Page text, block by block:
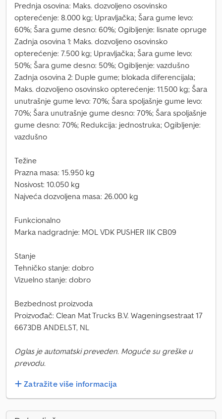
Prednja osovina: Maks. dozvoljeno osovinsko
opterećenje: 8.000 kg; Upravljačka; Šara gume levo:
60%; Šara gume desno: 60%; Ogibljenje: lisnate opruge
Zadnja osovina 1: Maks. dozvoljeno osovinsko
opterećenje: 7.500 kg; Upravljačka; Šara gume levo:
50%; Šara gume desno: 50%; Ogibljenje: vazdušno
Zadnja osovina 2: Duple gume; blokada diferencijala;
Maks. dozvoljeno osovinsko opterećenje: 11.500 kg; Šara
unutrašnje gume levo: 70%; Šara spoljašnje gume levo:
70%; Šara unutrašnje gume desno: 70%; Šara spoljašnje
gume desno: 70%; Redukcija: jednostruka; Ogibljenje:
vazdušno
Težine
Prazna masa: 15.950 kg
Nosivost: 10.050 kg
Najveća dozvoljena masa: 26.000 kg
Funkcionalno
Marka nadgradnje: MOL VDK PUSHER IIK CB09
Stanje
Tehničko stanje: dobro
Vizuelno stanje: dobro
Bezbednost proizvoda
Proizvođač: Clean Mat Trucks B.V. Wageningsestraat 17
6673DB ANDELST, NL
Oglas je automatski preveden. Moguće su greške u
prevodu.
Zatražite više informacija